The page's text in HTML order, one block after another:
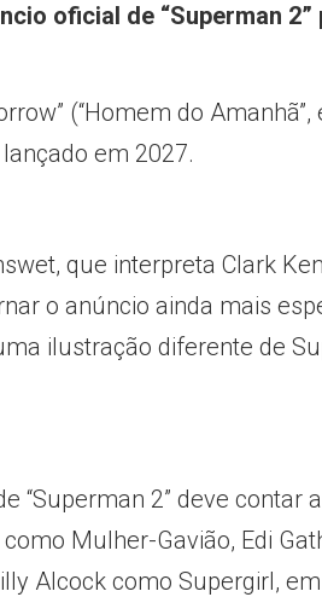
oficial de “Superman 2”
(“Homem do Amanhã”,
em 2027.
que interpreta Clark
o anúncio ainda mais
ilustração diferente de
“Superman 2” deve contar
Mulher-Gavião, Edi
Alcock como Supergirl, em